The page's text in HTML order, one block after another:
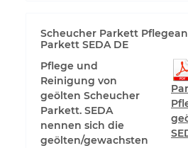
Scheucher Parkett
Parkett SEDA DE
Pflege und
Reinigung von
geölten Scheucher
Parkett. SEDA
nennen sich die
geölten/gewachsten